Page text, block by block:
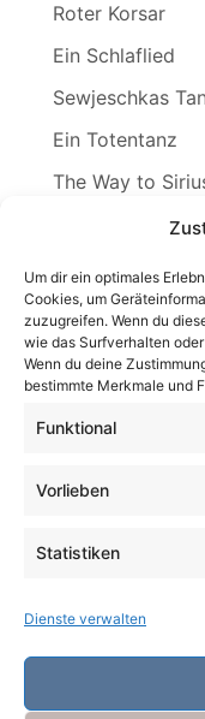
Um dir ein optimales
Cookies, um
zuzugreifen. Wenn du
wie das Surfverhalten
Wenn du deine
bestimmte Merkmale und
Funktional
Vorlieben
Statistiken
Dienste verwalten
Roter Korsar
Ein Schlaflied
Sewjeschkas
Ein Totentanz
The Way to
Wenn ich der
Wind in den
Search